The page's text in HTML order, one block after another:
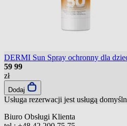
DERMI Sun Spray ochronny dla
59 99
zł
Dodaj
Usługa rezerwacji jest usługą
Biuro Obsługi Klienta